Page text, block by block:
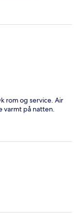
rom og service. Air
varmt på natten.